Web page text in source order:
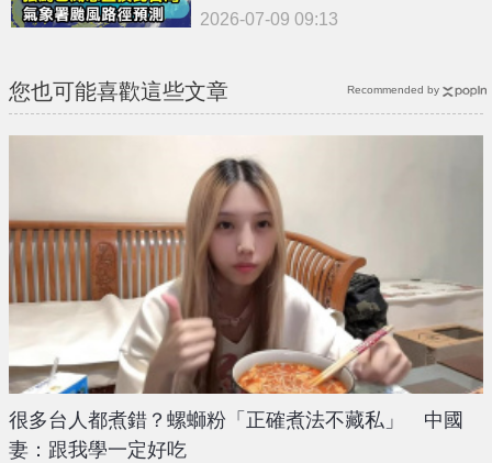
2026-07-09 09:13
您也可能喜歡這些文章
很多台人都煮錯？螺螄粉「正確煮法不藏私」 中國
妻：跟我學一定好吃
Recommended by